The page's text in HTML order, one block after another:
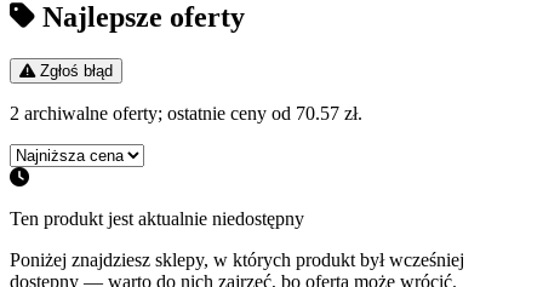
Najlepsze oferty
Zgłoś błąd
2 archiwalne oferty; ostatnie ceny od 70.57 zł.
Ten produkt jest aktualnie niedostępny
Poniżej znajdziesz sklepy, w których produkt był wcześniej
dostępny — warto do nich zajrzeć, bo oferta może wrócić.